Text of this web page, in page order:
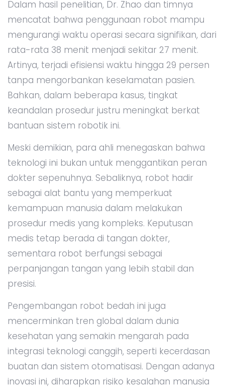
Dalam hasil penelitian, Dr. Zhao dan timnya
mencatat bahwa penggunaan robot mampu
mengurangi waktu operasi secara signifikan, dari
rata-rata 38 menit menjadi sekitar 27 menit.
Artinya, terjadi efisiensi waktu hingga 29 persen
tanpa mengorbankan keselamatan pasien.
Bahkan, dalam beberapa kasus, tingkat
keandalan prosedur justru meningkat berkat
bantuan sistem robotik ini.
Meski demikian, para ahli menegaskan bahwa
teknologi ini bukan untuk menggantikan peran
dokter sepenuhnya. Sebaliknya, robot hadir
sebagai alat bantu yang memperkuat
kemampuan manusia dalam melakukan
prosedur medis yang kompleks. Keputusan
medis tetap berada di tangan dokter,
sementara robot berfungsi sebagai
perpanjangan tangan yang lebih stabil dan
presisi.
Pengembangan robot bedah ini juga
mencerminkan tren global dalam dunia
kesehatan yang semakin mengarah pada
integrasi teknologi canggih, seperti kecerdasan
buatan dan sistem otomatisasi. Dengan adanya
inovasi ini, diharapkan risiko kesalahan manusia